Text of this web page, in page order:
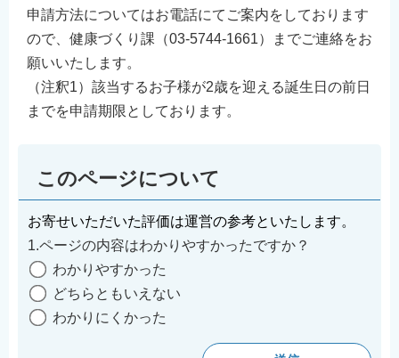
申請方法についてはお電話にてご案内をしております
ので、健康づくり課（03-5744-1661）までご連絡をお
願いいたします。
（注釈1）該当するお子様が2歳を迎える誕生日の前日
までを申請期限としております。
このページについて
お寄せいただいた評価は運営の参考といたします。
1.ページの内容はわかりやすかったですか？
わかりやすかった
どちらともいえない
わかりにくかった